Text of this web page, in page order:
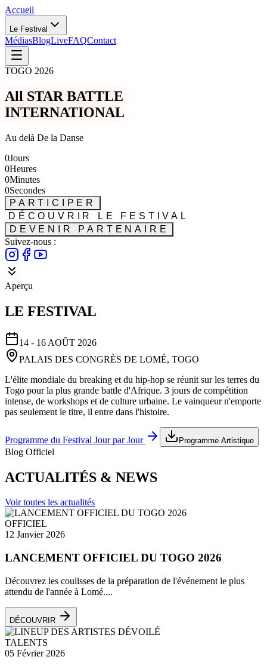
Accueil
Le Festival
MédiasBlogLiveFAQContact
TOGO 2026
All STAR BATTLE
INTERNATIONAL
Au delà De la Danse
0Jours
0Heures
0Minutes
0Secondes
PARTICIPER
DÉCOUVRIR LE FESTIVAL
DEVENIR PARTENAIRE
Suivez-nous :
Aperçu
LE FESTIVAL
14 - 16 AOÛT 2026
PALAIS DES CONGRÈS DE LOMÉ, TOGO
L'élite mondiale du breaking et du hip-hop se réunit sur les terres du
Togo pour la plus grande battle d'Afrique. 3 jours de compétition
intense, de workshops et de culture urbaine. Le vainqueur n'emporte
pas seulement le titre, il entre dans l'histoire.
Programme du Festival Jour par Jour Programme Artistique
Blog Officiel
ACTUALITÉS & NEWS
Voir toutes les actualités
OFFICIEL
12 Janvier 2026
LANCEMENT OFFICIEL DU TOGO 2026
Découvrez les coulisses de la préparation de l'événement le plus
attendu de l'année à Lomé....
DÉCOUVRIR
TALENTS
05 Février 2026